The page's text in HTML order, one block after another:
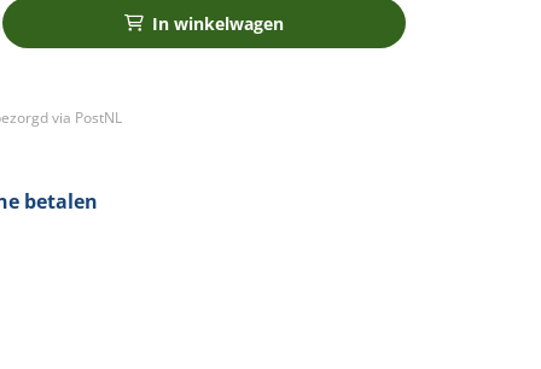
In winkelwagen
via PostNL
betalen